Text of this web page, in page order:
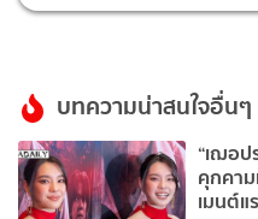
บทความน่าสนใจอื่นๆ
“เฌอ
คุกคา
เมนต์แ